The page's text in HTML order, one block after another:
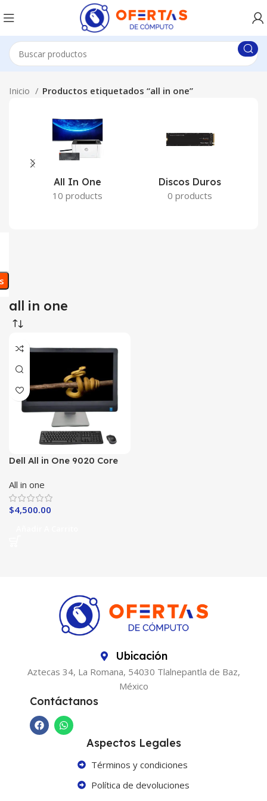
Inicio Productos etiquetados “all in one”
All In One
10 products
Discos Duros
0 products
all in one
Dell All in One 9020 Core
All in one
$4,500.00
Ubicación
Aztecas 34, La Romana, 54030 Tlalnepantla de Baz,
México
Contáctanos
Aspectos Legales
Términos y condiciones
Política de devoluciones